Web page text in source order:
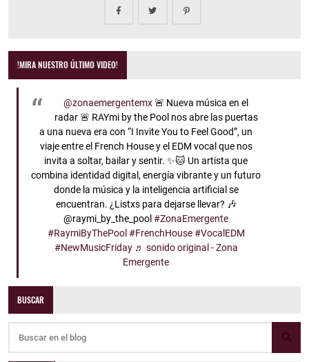
!MIRA NUESTRO ÚLTIMO VIDEO!
@zonaemergentemx🚨 Nueva música en el
radar 🚨 RAYmi by the Pool nos abre las puertas
a una nueva era con “I Invite You to Feel Good”, un
viaje entre el French House y el EDM vocal que nos
invita a soltar, bailar y sentir. ✨🐱 Un artista que
combina identidad digital, energía vibrante y un futuro
donde la música y la inteligencia artificial se
encuentran. ¿Listxs para dejarse llevar? 🎶
@raymi_by_the_pool #ZonaEmergente
#RaymiByThePool #FrenchHouse #VocalEDM
#NewMusicFriday ♬ sonido original - Zona
Emergente
BUSCAR